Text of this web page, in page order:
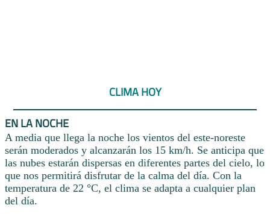
CLIMA HOY
EN LA NOCHE
A media que llega la noche los vientos del este-noreste
serán moderados y alcanzarán los 15 km/h. Se anticipa que
las nubes estarán dispersas en diferentes partes del cielo, lo
que nos permitirá disfrutar de la calma del día. Con la
temperatura de 22 °C, el clima se adapta a cualquier plan
del día.